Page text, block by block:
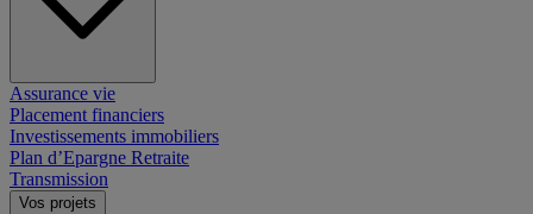
Assurance vie
Placement financiers
Investissements immobiliers
Plan d’Epargne Retraite
Transmission
Vos projets